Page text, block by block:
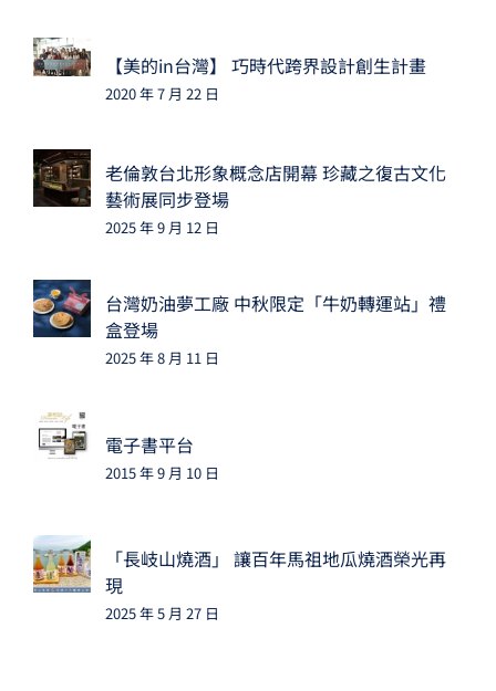
【美的in台灣】 巧時代跨界設計創生計畫
2020 年 7 月 22 日
老倫敦台北形象概念店開幕 珍藏之復古文化
藝術展同步登場
2025 年 9 月 12 日
台灣奶油夢工廠 中秋限定「牛奶轉運站」禮
盒登場
2025 年 8 月 11 日
電子書平台
2015 年 9 月 10 日
「長岐山燒酒」 讓百年馬祖地瓜燒酒榮光再
現
2025 年 5 月 27 日